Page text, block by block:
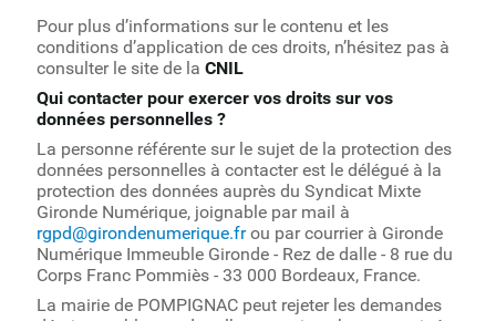
Pour plus d’informations sur le contenu et les
conditions d’application de ces droits, n’hésitez pas à
consulter le site de la CNIL
Qui contacter pour exercer vos droits sur vos
données personnelles ?
La personne référente sur le sujet de la protection des
données personnelles à contacter est le délégué à la
protection des données auprès du Syndicat Mixte
Gironde Numérique, joignable par mail à
rgpd@girondenumerique.frou par courrier à Gironde
Numérique Immeuble Gironde - Rez de dalle - 8 rue du
Corps Franc Pommiès - 33 000 Bordeaux, France.
La mairie de POMPIGNAC peut rejeter les demandes